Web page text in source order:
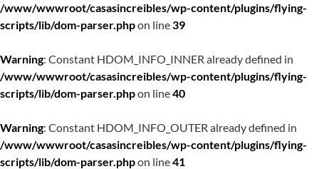
/www/wwwroot/casasincreibles/wp-content/plugins/flying-
scripts/lib/dom-parser.phpon line39
Warning: Constant HDOM_INFO_INNER already defined in
/www/wwwroot/casasincreibles/wp-content/plugins/flying-
scripts/lib/dom-parser.phpon line40
Warning: Constant HDOM_INFO_OUTER already defined in
/www/wwwroot/casasincreibles/wp-content/plugins/flying-
scripts/lib/dom-parser.phpon line41